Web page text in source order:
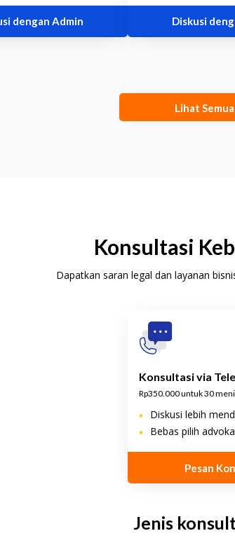
dengan Admin Diskusi
Lihat
Konsultasi
Dapatkan saran legal dan layanan
Konsultasi via
Rp350.000 untuk 30
• Diskusi lebih
• Bebas pilih
Pesan
Jenis